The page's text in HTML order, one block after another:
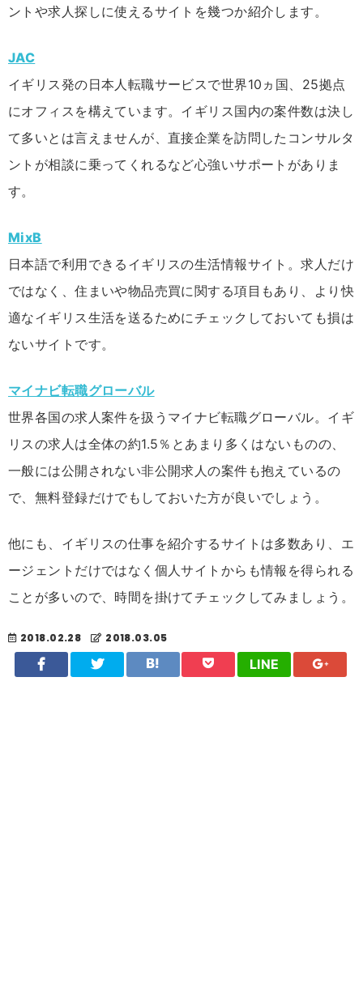
ントや求人探しに使えるサイトを幾つか紹介します。
JAC
イギリス発の日本人転職サービスで世界10ヵ国、25拠点
にオフィスを構えています。イギリス国内の案件数は決し
て多いとは言えませんが、直接企業を訪問したコンサルタ
ントが相談に乗ってくれるなど心強いサポートがありま
す。
MixB
日本語で利用できるイギリスの生活情報サイト。求人だけ
ではなく、住まいや物品売買に関する項目もあり、より快
適なイギリス生活を送るためにチェックしておいても損は
ないサイトです。
マイナビ転職グローバル
世界各国の求人案件を扱うマイナビ転職グローバル。イギ
リスの求人は全体の約1.5％とあまり多くはないものの、
一般には公開されない非公開求人の案件も抱えているの
で、無料登録だけでもしておいた方が良いでしょう。
他にも、イギリスの仕事を紹介するサイトは多数あり、エ
ージェントだけではなく個人サイトからも情報を得られる
ことが多いので、時間を掛けてチェックしてみましょう。
2018.02.28 2018.03.05
LINE